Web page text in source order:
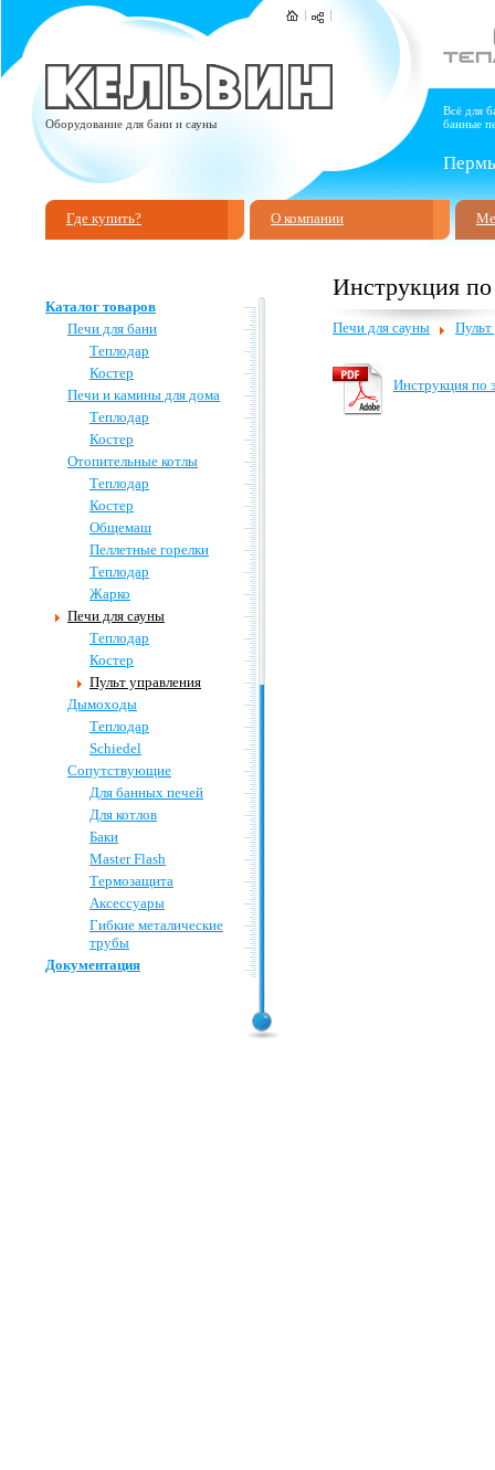
Оборудование для бани и сауны
Всё для
банные
Где купить? О компании
Каталог товаров
Печи для бани
Теплодар
Костер
Печи и камины для дома
Теплодар
Костер
Отопительные котлы
Теплодар
Костер
Общемаш
Пеллетные горелки
Теплодар
Жарко
Печи для сауны
Теплодар
Костер
Пульт управления
Дымоходы
Теплодар
Schiedel
Сопутствующие
Для банных печей
Для котлов
Баки
Master Flash
Термозащита
Аксессуары
Гибкие металические
трубы
Документация
Инструкция
Печи для сауны Пульт
Инструкция по